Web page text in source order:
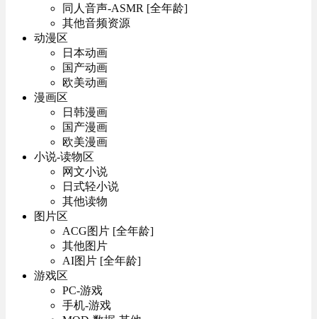
同人音声-ASMR [全年龄]
其他音频资源
动漫区
日本动画
国产动画
欧美动画
漫画区
日韩漫画
国产漫画
欧美漫画
小说-读物区
网文小说
日式轻小说
其他读物
图片区
ACG图片 [全年龄]
其他图片
AI图片 [全年龄]
游戏区
PC-游戏
手机-游戏